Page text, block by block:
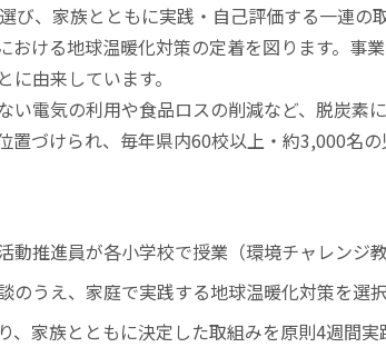
び、家族とともに実践・自己評価する一連の
おける地球温暖化対策の定着を図ります。事
に由来しています。
い電気の利用や食品ロスの削減など、脱炭素
置づけられ、毎年県内60校以上・約3,000名の
動推進員が各小学校で授業（環境チャレンジ
のうえ、家庭で実践する地球温暖化対策を選
、家族とともに決定した取組みを原則4週間